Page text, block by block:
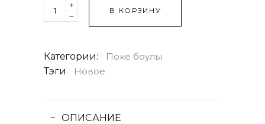
Quantity В КОРЗИНУ
Категории:
Поке боулы
Тэги
Новое
ОПИСАНИЕ